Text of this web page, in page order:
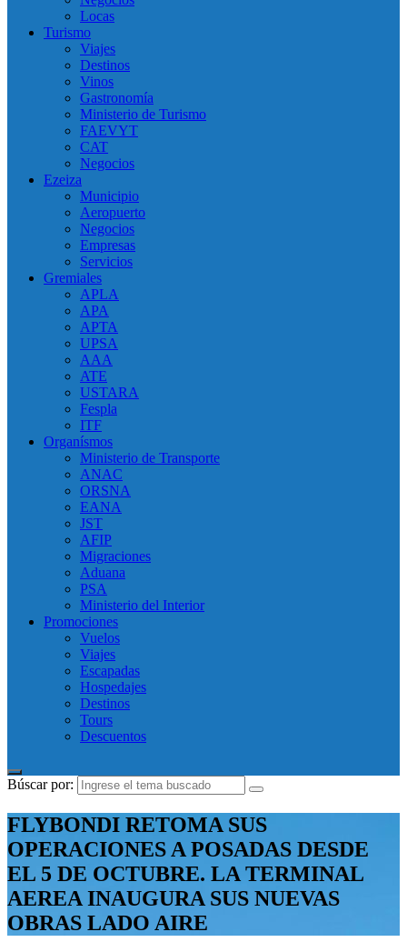
Locas
Turismo
Viajes
Destinos
Vinos
Gastronomía
Ministerio de Turismo
FAEVYT
CAT
Negocios
Ezeiza
Municipio
Aeropuerto
Negocios
Empresas
Servicios
Gremiales
APLA
APA
APTA
UPSA
AAA
ATE
USTARA
Fespla
ITF
Organísmos
Ministerio de Transporte
ANAC
ORSNA
EANA
JST
AFIP
Migraciones
Aduana
PSA
Ministerio del Interior
Promociones
Vuelos
Viajes
Escapadas
Hospedajes
Destinos
Tours
Descuentos
Búscar por:
FLYBONDI RETOMA SUS
OPERACIONES A POSADAS DESDE
EL 5 DE OCTUBRE. LA TERMINAL
AEREA INAUGURA SUS NUEVAS
OBRAS LADO AIRE